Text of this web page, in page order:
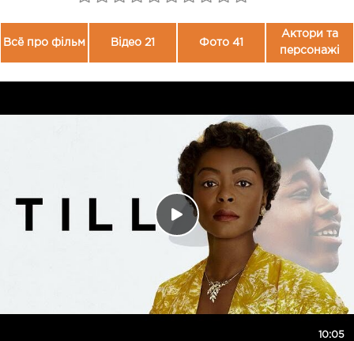
Всё про фільм Відео 21 Фото 41
Актори та
персонажі
10:05